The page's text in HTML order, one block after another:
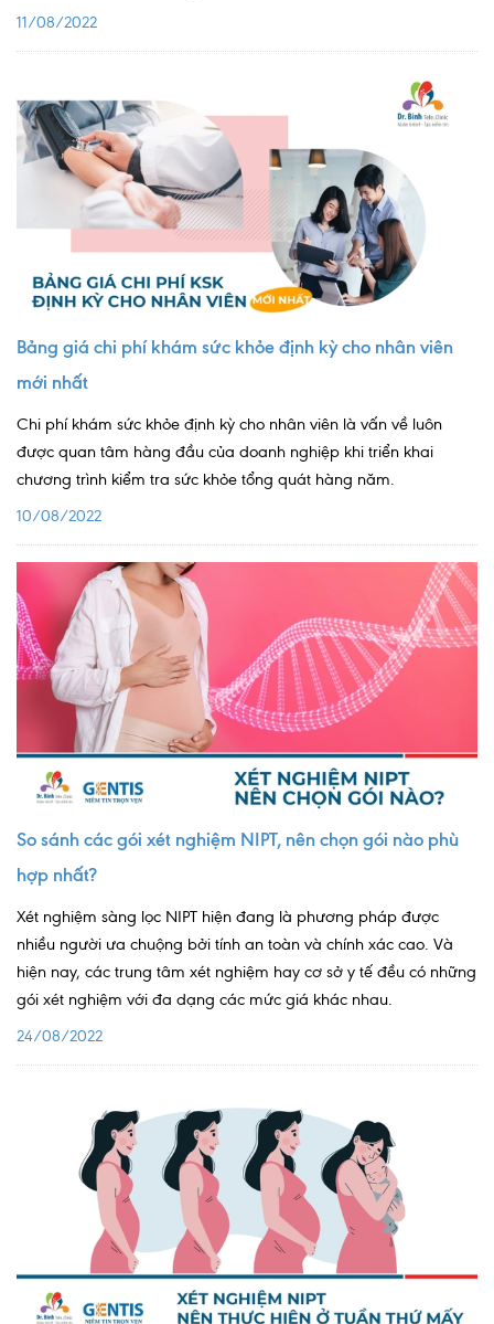
DỊCH VỤ
Các chuyên khoa tại Phòng khám
Nội
Ngoại
Mắt
Tai Mũi Họng
Vật lý trị liệu hồi phục chức năng
Xét nghiệm
Xét nghiệm sàng lọc NIPT
Chẩn đoán hình ảnh
Gói quản lý mạn tính
Dịch vụ ưu đãi đặc biệt
Bác sĩ online - Tư vấn từ xa
Nhà thuốc GPP
Dịch vụ Y tế Cơ quan – MEDI-OFFICE
Dịch vụ Y tế gia đình – MEDI-HOME
Lấy mẫu xét nghiệm tại nhà
Bảo hiểm Y tế
11/08/2022
Bảng giá chi phí khám sức khỏe định kỳ cho nhân viên
mới nhất
Chi phí khám sức khỏe định kỳ cho nhân viên là vấn về luôn
được quan tâm hàng đầu của doanh nghiệp khi triển khai
chương trình kiểm tra sức khỏe tổng quát hàng năm.
10/08/2022
So sánh các gói xét nghiệm NIPT, nên chọn gói nào phù
hợp nhất?
Xét nghiệm sàng lọc NIPT hiện đang là phương pháp được
nhiều người ưa chuộng bởi tính an toàn và chính xác cao. Và
hiện nay, các trung tâm xét nghiệm hay cơ sở y tế đều có những
gói xét nghiệm với đa dạng các mức giá khác nhau.
24/08/2022